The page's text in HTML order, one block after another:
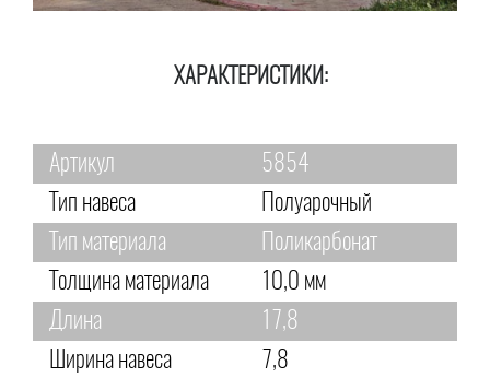
ХАРАКТЕРИСТИКИ:
Артикул
5854
Тип навеса
Полуарочный
Тип материала
Поликарбонат
Толщина материала
10,0 мм
Длина
17,8
Ширина навеса
7,8